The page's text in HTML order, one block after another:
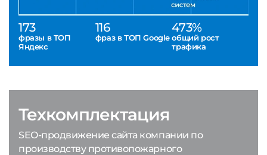
173
фразы в ТОП
Яндекс
116
фраз в ТОП Google
473%
общий рост
трафика
Техкомплектация
SEO-продвижение сайта компании по
производству противопожарного